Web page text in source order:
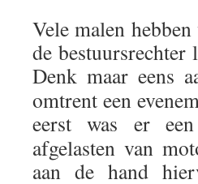
Vele malen
de
Denk maar eens
omtrent een
eerst was er
afgelasten van
aan de hand